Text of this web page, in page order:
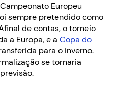
Europeu
sempre pretendido como
de contas, o torneio
a Europa, e a Copa do
para o inverno.
se tornaria